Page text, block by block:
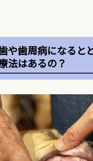
や歯周病になると
法はあるの？